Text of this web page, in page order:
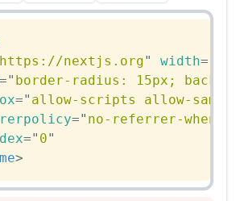
https://nextjs.org" width=
=" border-radius : 15px ;
=" allow-scripts allow-same-
=" no-referrer-when-
=" 0"
>